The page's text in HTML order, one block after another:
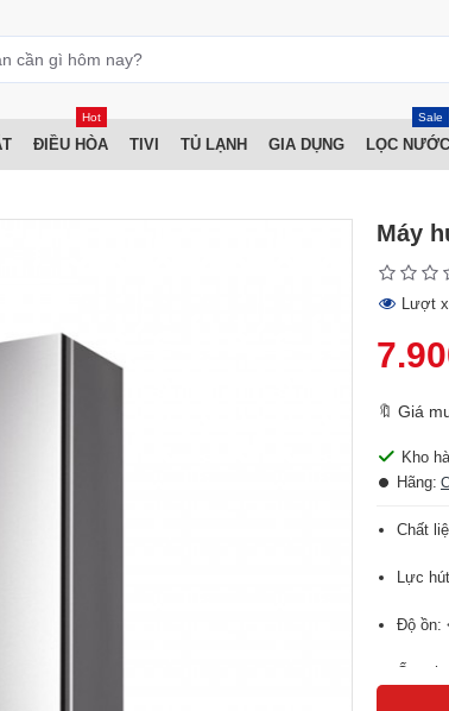
ĐIỀU HÒA
Hot
TIVI TỦ LẠNH GIA DỤNG LỌC NƯỚC
Sale
Máy
Lượt
🔖 Giá
Kho
Hãng:
Chất
Lực
Độ ồn:
Ống